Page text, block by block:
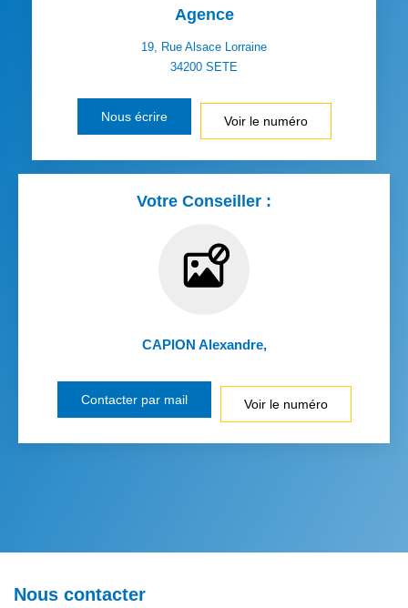
Agence
19, Rue Alsace Lorraine
34200 SETE
Nous écrire Voir le numéro
Votre Conseiller :
CAPION Alexandre,
Contacter par mail Voir le numéro
Nous contacter